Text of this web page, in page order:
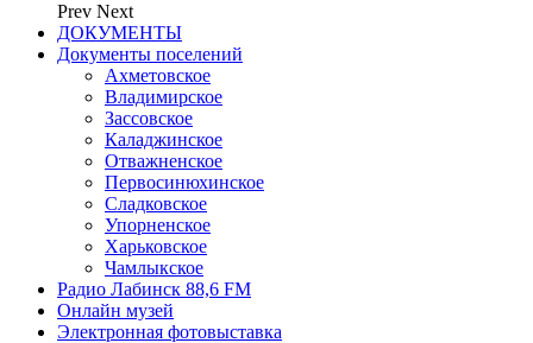
Prev Next
ДОКУМЕНТЫ
Документы поселений
Ахметовское
Владимирское
Зассовское
Каладжинское
Отважненское
Первосинюхинское
Сладковское
Упорненское
Харьковское
Чамлыкское
Радио Лабинск 88,6 FM
Онлайн музей
Электронная фотовыставка